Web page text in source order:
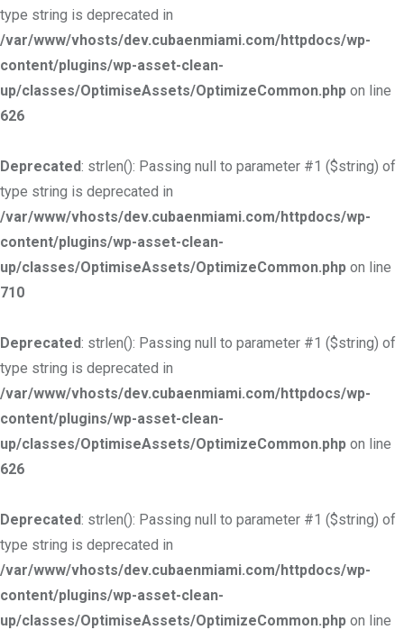
type string is deprecated in
/var/www/vhosts/dev.cubaenmiami.com/httpdocs/wp-
content/plugins/wp-asset-clean-
up/classes/OptimiseAssets/OptimizeCommon.php on line
626
Deprecated: strlen(): Passing null to parameter #1 ($string) of
type string is deprecated in
/var/www/vhosts/dev.cubaenmiami.com/httpdocs/wp-
content/plugins/wp-asset-clean-
up/classes/OptimiseAssets/OptimizeCommon.php on line
710
Deprecated: strlen(): Passing null to parameter #1 ($string) of
type string is deprecated in
/var/www/vhosts/dev.cubaenmiami.com/httpdocs/wp-
content/plugins/wp-asset-clean-
up/classes/OptimiseAssets/OptimizeCommon.php on line
626
Deprecated: strlen(): Passing null to parameter #1 ($string) of
type string is deprecated in
/var/www/vhosts/dev.cubaenmiami.com/httpdocs/wp-
content/plugins/wp-asset-clean-
up/classes/OptimiseAssets/OptimizeCommon.php on line